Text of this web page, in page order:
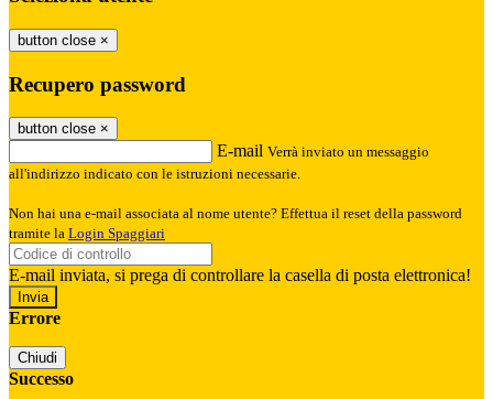
button close ×
Recupero password
button close ×
E-mail Verrà inviato un messaggio
all'indirizzo indicato con le istruzioni necessarie.
Non hai una e-mail associata al nome utente? Effettua il reset della password
tramite la Login Spaggiari
E-mail inviata, si prega di controllare la casella di posta elettronica!
Errore
Chiudi
Successo